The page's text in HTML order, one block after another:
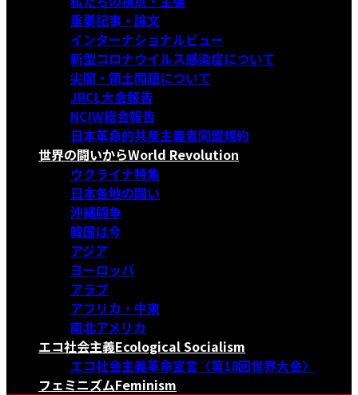
重要記事・論文
インターナショナルビュー
新型コロナウイルス感染症について
尖閣・領土問題について
JRCL大会報告
NCIW総会報告
日本革命的共産主義者同盟規約
世界の闘いからWorld Revolution
ウクライナ特集
日本各地の闘い
沖縄闘争
韓国は今
アジア
ヨーロッパ
アラブ
アフリカ・中東
南北アメリカ
エコ社会主義Ecological Socialism
エコ社会主義革命宣言〈第18回世界大会〉
フェミニズムFeminism